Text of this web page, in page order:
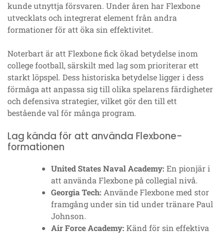
kunde utnyttja försvaren. Under åren har Flexbone
utvecklats och integrerat element från andra
formationer för att öka sin effektivitet.
Noterbart är att Flexbone fick ökad betydelse inom
college football, särskilt med lag som prioriterar ett
starkt löpspel. Dess historiska betydelse ligger i dess
förmåga att anpassa sig till olika spelarens färdigheter
och defensiva strategier, vilket gör den till ett
bestående val för många program.
Lag kända för att använda Flexbone-
formationen
United States Naval Academy: En pionjär i
att använda Flexbone på collegial nivå.
Georgia Tech: Använde Flexbone med stor
framgång under sin tid under tränare Paul
Johnson.
Air Force Academy: Känd för sin effektiva